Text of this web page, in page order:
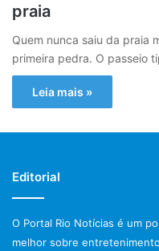
praia
Quem nunca saiu da praia
primeira pedra. O passeio
Leia mais »
Editorial
O Portal Rio Notícias é um
melhor sobre